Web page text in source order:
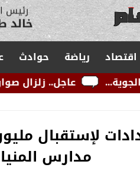
يوسف
اقتصاد رياضة حوادث
زلزال صواريخ طهران يحرق
لإستقبال
مدارس المنيا